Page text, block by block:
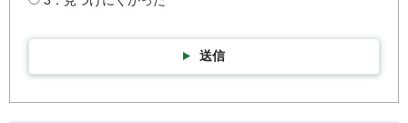
送信